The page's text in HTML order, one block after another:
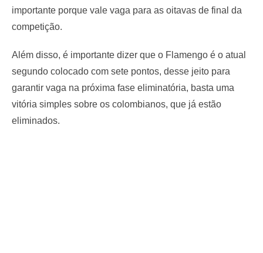
importante porque vale vaga para as oitavas de final da
competição.
Além disso, é importante dizer que o Flamengo é o atual
segundo colocado com sete pontos, desse jeito para
garantir vaga na próxima fase eliminatória, basta uma
vitória simples sobre os colombianos, que já estão
eliminados.